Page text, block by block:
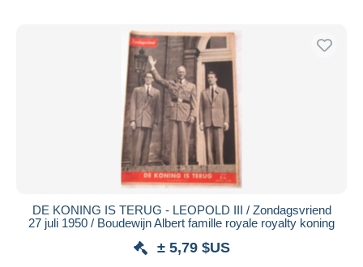
DE KONING IS TERUG - LEOPOLD III / Zondagsvriend
27 juli 1950 / Boudewijn Albert famille royale royalty koning
± 5,79 $US